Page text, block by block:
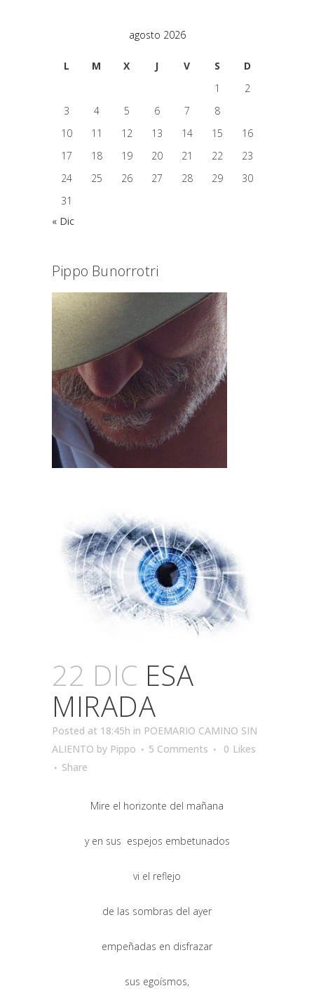
agosto 2026
L M X J V S
D
1
2
3
4 5 6 7 8
10
11 12 13 14 15
16
17
18 19 20 21 22
23
24
25 26 27 28 29
30
31
« Dic
Pippo Bunorrotri
22 DIC ESA
MIRADA
Posted at 18:45h in POEMARIO CAMINO SIN
ALIENTO by Pippo 5 Comments 0 Likes
Share
Mire el horizonte del mañana
y en sus espejos embetunados
vi el reflejo
de las sombras del ayer
empeñadas en disfrazar
sus egoísmos,